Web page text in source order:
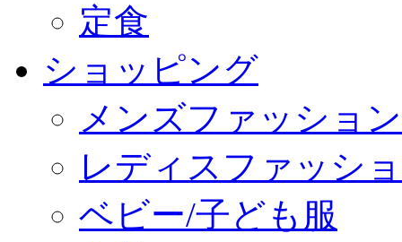
定食
ショッピング
メンズファッション
レディスファッシ
ベビー/子ども服